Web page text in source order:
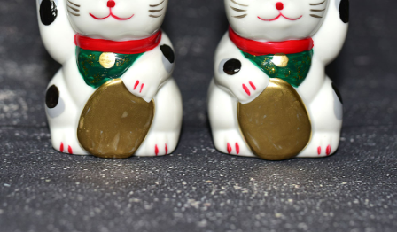
宅配
每筆NT$100，滿NT$999(含以上)免運費